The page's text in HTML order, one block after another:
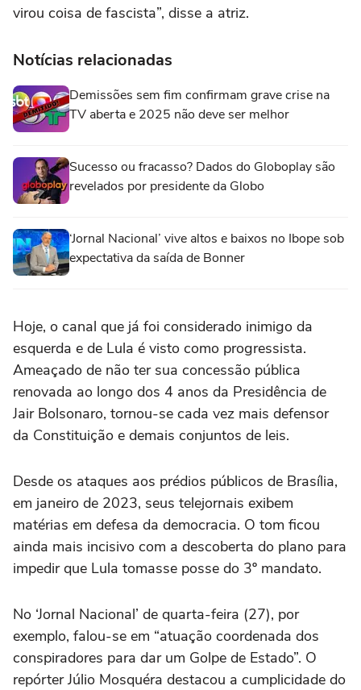
virou coisa de fascista”, disse a atriz.
Notícias relacionadas
Demissões sem fim confirmam grave crise na
TV aberta e 2025 não deve ser melhor
Sucesso ou fracasso? Dados do Globoplay são
revelados por presidente da Globo
‘Jornal Nacional’ vive altos e baixos no Ibope sob
expectativa da saída de Bonner
Hoje, o canal que já foi considerado inimigo da
esquerda e de Lula é visto como progressista.
Ameaçado de não ter sua concessão pública
renovada ao longo dos 4 anos da Presidência de
Jair Bolsonaro, tornou-se cada vez mais defensor
da Constituição e demais conjuntos de leis.
Desde os ataques aos prédios públicos de Brasília,
em janeiro de 2023, seus telejornais exibem
matérias em defesa da democracia. O tom ficou
ainda mais incisivo com a descoberta do plano para
impedir que Lula tomasse posse do 3º mandato.
No ‘Jornal Nacional’ de quarta-feira (27), por
exemplo, falou-se em “atuação coordenada dos
conspiradores para dar um Golpe de Estado”. O
repórter Júlio Mosquéra destacou a cumplicidade do